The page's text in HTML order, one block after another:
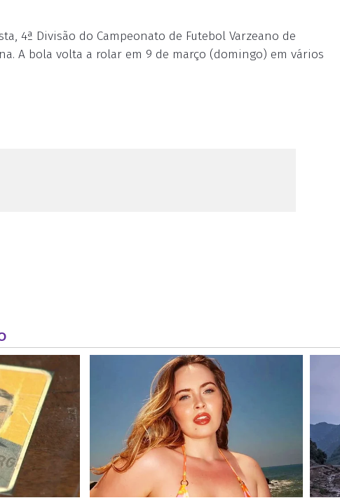
4ª Divisão do Campeonato de Futebol Varzeano de
A bola volta a rolar em 9 de março (domingo) em vários